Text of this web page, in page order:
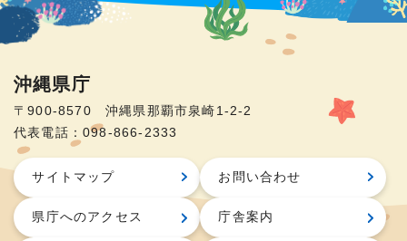
沖縄県庁
〒900-8570 沖縄県那覇市泉崎1-2-2
代表電話：098-866-2333
サイトマップ お問い合わせ
県庁へのアクセス 庁舎案内